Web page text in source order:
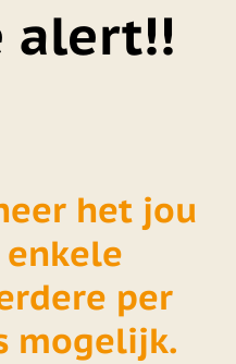
alert!!
het jou
per
mogelijk.